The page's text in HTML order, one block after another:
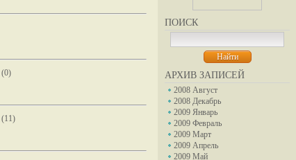
ПОИСК
АРХИВ ЗАПИСЕЙ
2008 Август
2008 Декабрь
2009 Январь
2009 Февраль
2009 Март
2009 Апрель
2009 Май
(0)
(11)